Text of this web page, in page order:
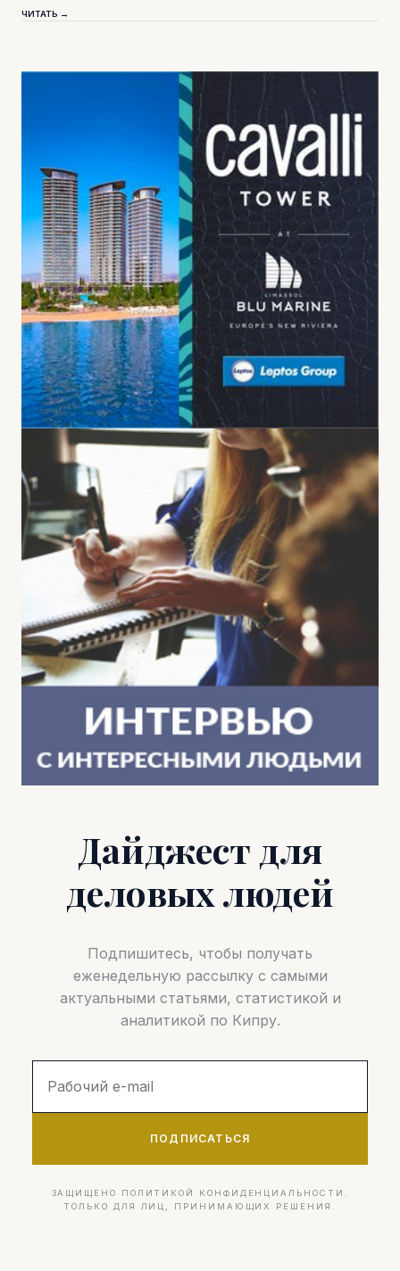
ЧИТАТЬ →
Дайджест для
деловых людей
Подпишитесь, чтобы получать
еженедельную рассылку с самыми
актуальными статьями, статистикой и
аналитикой по Кипру.
ПОДПИСАТЬСЯ
ЗАЩИЩЕНО ПОЛИТИКОЙ КОНФИДЕНЦИАЛЬНОСТИ.
ТОЛЬКО ДЛЯ ЛИЦ, ПРИНИМАЮЩИХ РЕШЕНИЯ.